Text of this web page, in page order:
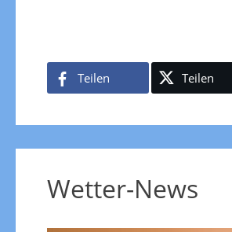
Teilen Teilen
Wetter-News